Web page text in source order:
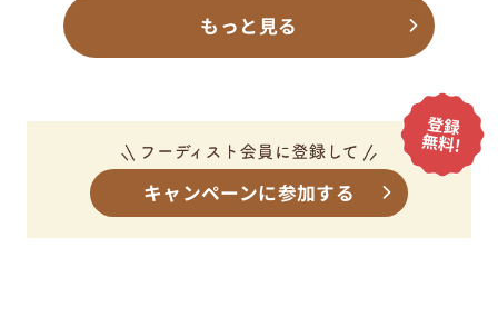
もっと見る
キャンペーンに参加する